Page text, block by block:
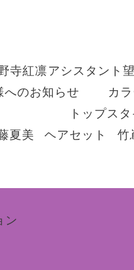
寺紅凛アシスタント
へのお知らせ
カ
トップス
夏美
ヘアセット
竹
ン